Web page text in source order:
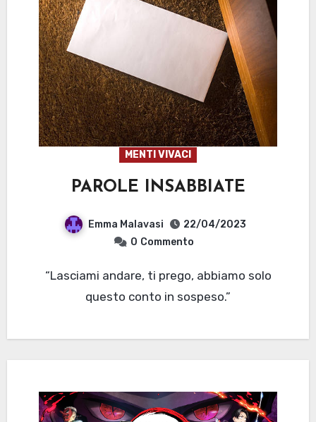
MENTI VIVACI
PAROLE INSABBIATE
Emma Malavasi
22/04/2023
0 Commento
“Lasciami andare, ti prego, abbiamo solo
questo conto in sospeso.”